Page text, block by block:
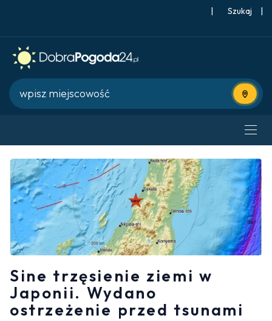
| |
Użyj
Sine trzęsienie ziemi w
Japonii. Wydano
ostrzeżenie przed tsunami